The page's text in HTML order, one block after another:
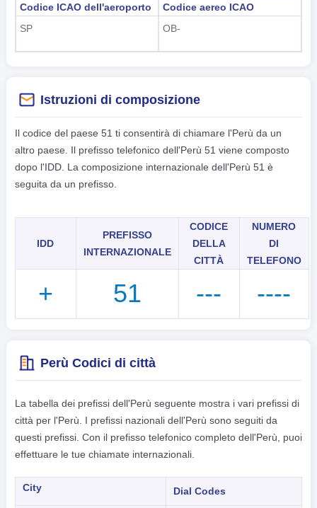
Codice ICAO dell'aeroporto
SP
Codice aereo ICAO
OB-
Istruzioni di composizione
Il codice del paese 51 ti consentirà di chiamare l'Perù da un
altro paese. Il prefisso telefonico dell'Perù 51 viene composto
dopo l'IDD. La composizione internazionale dell'Perù 51 è
seguita da un prefisso.
IDD
PREFISSO
INTERNAZIONALE
CODICE
DELLA
CITTÀ
NUMERO
DI
TELEFONO
+ 51 --- ----
Perù Codici di città
La tabella dei prefissi dell'Perù seguente mostra i vari prefissi di
città per l'Perù. I prefissi nazionali dell'Perù sono seguiti da
questi prefissi. Con il prefisso telefonico completo dell'Perù, puoi
effettuare le tue chiamate internazionali.
City Dial Codes